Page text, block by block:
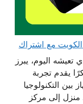
تعيشه اليوم، يبرز
يقدم تجربة
التكنولوجيا
منزل إلى مركز